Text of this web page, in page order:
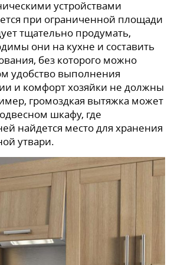
устройствами
при ограниченной площади
тщательно продумать,
они на кухне и составить
без которого можно
удобство выполнения
и комфорт хозяйки не должны
громоздкая вытяжка может
шкафу, где
найдется место для хранения
утвари.